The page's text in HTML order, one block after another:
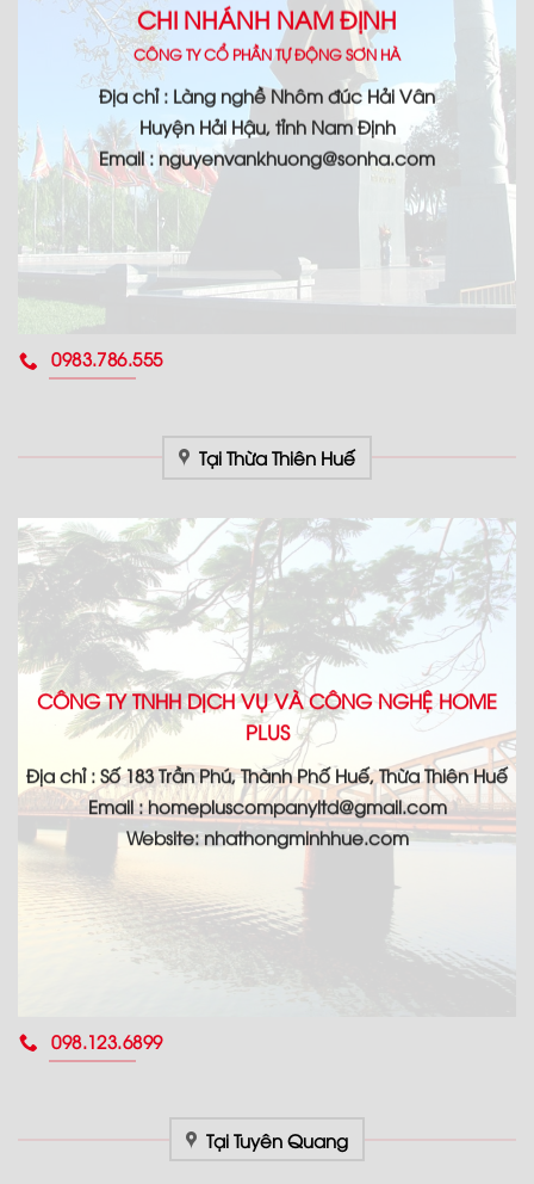
CHI NHÁNH NAM ĐỊNH
CÔNG TY CỔ PHẦN TỰ ĐỘNG SƠN HÀ
Địa chỉ : Làng nghề Nhôm đúc Hải Vân
Huyện Hải Hậu, tỉnh Nam Định
Email : nguyenvankhuong@sonha.com
0983.786.555
Tại Thừa Thiên Huế
CÔNG TY TNHH DỊCH VỤ VÀ CÔNG NGHỆ HOME
PLUS
Địa chỉ : Số 183 Trần Phú, Thành Phố Huế, Thừa Thiên Huế
Email : homepluscompanyltd@gmail.com
Website: nhathongminhhue.com
098.123.6899
Tại Tuyên Quang